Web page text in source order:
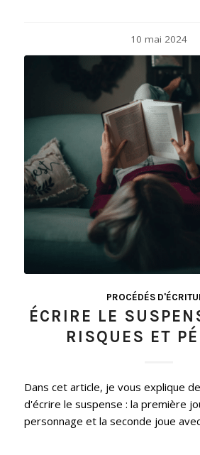
10 mai 2024
PROCÉDÉS
ÉCRIRE LE
RISQUES ET
Dans cet article, je vous explique
d'écrire le suspense : la première
personnage et la seconde joue